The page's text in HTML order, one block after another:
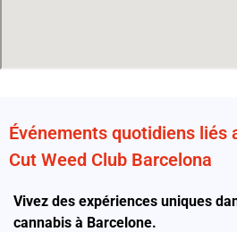
Événements quotidiens liés
Cut Weed Club Barcelona
Vivez des expériences uniques
cannabis à Barcelone.